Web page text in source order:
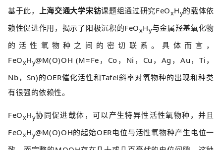
基于此， 上海交通大学宋钫课题组通过研究FeOxHy的载体依
赖性促进作用，揭示了阳极沉积的FeOxHy与金属羟基氧化物
的活性氧物种之间的密切联系。具体而言，
FeOxHy@M(O)OH (M=Fe，Co，Ni，Cu，Ag，Au，Ti，
Nb，Sn)的OER催化活性和Tafel斜率对氧物种的出现和种类
有很强的依赖性。
FeOxHy协同促进载体，可以产生特异性活性氧物种，并且
FeOxHy@M(O)OH的起始OER电位与活性氧物种产生电位一